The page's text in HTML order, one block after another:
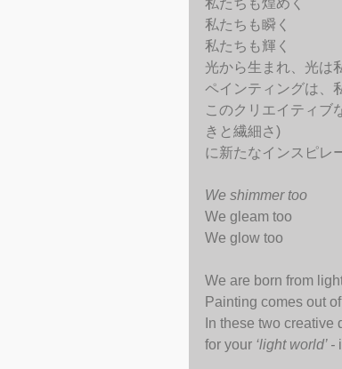
私たちも煌めく
私たちも瞬く
私たちも輝く
光から生まれ、光は
ペインティングは、
このクリエイティブ
きと繊細さ)
に新たなインスピレ
We shimmer too
We gleam too
We glow too
We are born from
Painting comes out
In these two
for your ‘light world’ -